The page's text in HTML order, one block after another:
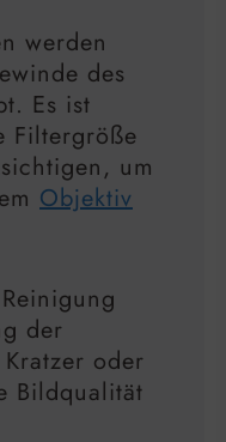
werden
des
Es ist
Filtergröße
um
Objektiv
der
oder
Bildqualität